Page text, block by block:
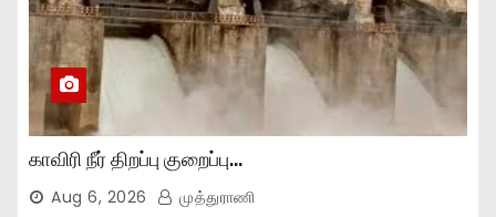
காவிரி நீர் திறப்பு குறைப்பு…
Aug 6, 2026 முத்துராணி